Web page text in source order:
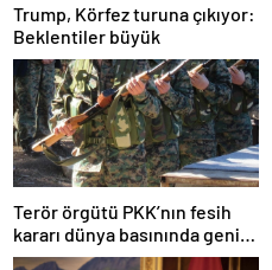
Trump, Körfez turuna çıkıyor:
Beklentiler büyük
Terör örgütü PKK’nın fesih
kararı dünya basınında geniş
yer buldu